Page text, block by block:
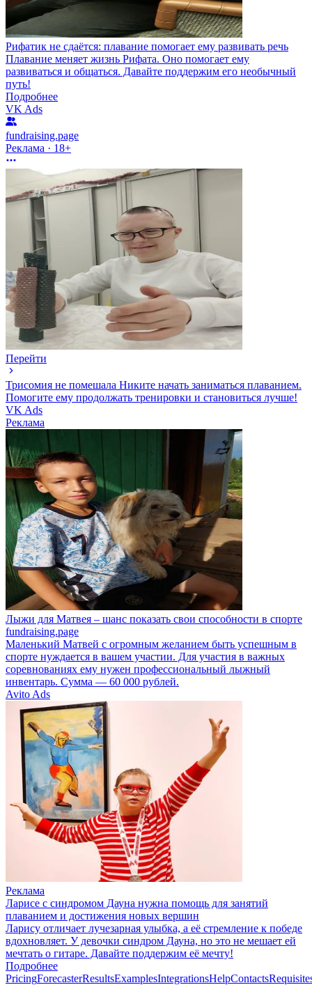
Рифатик не сдаётся: плавание помогает ему развивать речь
Плавание меняет жизнь Рифата. Оно помогает ему
развиваться и общаться. Давайте поддержим его необычный
путь!
Подробнее
VK Ads
fundraising.page
Реклама · 18+
Перейти
Трисомия не помешала Никите начать заниматься плаванием.
Помогите ему продолжать тренировки и становиться лучше!
VK Ads
Реклама
Лыжи для Матвея – шанс показать свои способности в спорте
fundraising.page
Маленький Матвей с огромным желанием быть успешным в
спорте нуждается в вашем участии. Для участия в важных
соревнованиях ему нужен профессиональный лыжный
инвентарь. Сумма — 60 000 рублей.
Avito Ads
Реклама
Ларисе с синдромом Дауна нужна помощь для занятий
плаванием и достижения новых вершин
Ларису отличает лучезарная улыбка, а её стремление к победе
вдохновляет. У девочки синдром Дауна, но это не мешает ей
мечтать о гитаре. Давайте поддержим её мечту!
Подробнее
PricingForecasterResultsExamplesIntegrationsHelpContacts